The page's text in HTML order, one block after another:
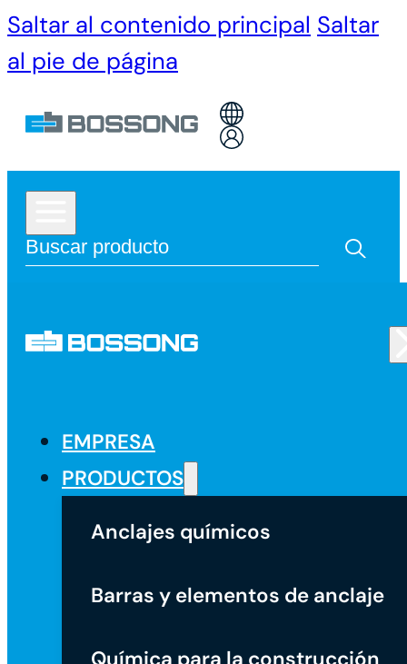
Saltar al contenido principal Saltar
al pie de página
EMPRESA
PRODUCTOS
Anclajes químicos
Barras y elementos de anclaje